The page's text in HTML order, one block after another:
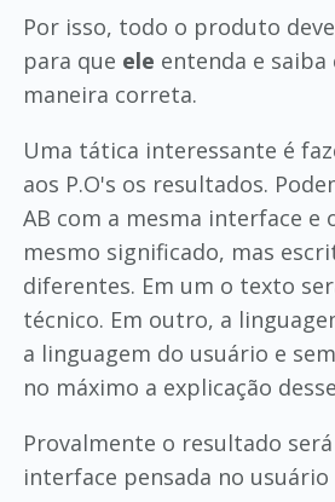
Por isso, todo o produto
para que ele entenda e
maneira correta.
Uma tática interessante é
aos P.O's os resultados.
AB com a mesma interface e
mesmo significado, mas
diferentes. Em um o texto
técnico. Em outro, a
a linguagem do usuário e
no máximo a explicação
Provalmente o resultado
interface pensada no usuário